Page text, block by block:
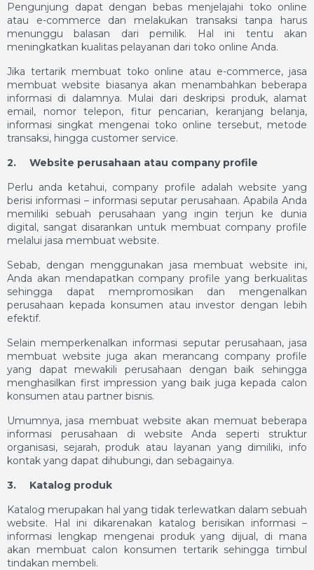
Pengunjung dapat dengan bebas menjelajahi toko online
atau e-commerce dan melakukan transaksi tanpa harus
menunggu balasan dari pemilik. Hal ini tentu akan
meningkatkan kualitas pelayanan dari toko online Anda.
Jika tertarik membuat toko online atau e-commerce, jasa
membuat website biasanya akan menambahkan beberapa
informasi di dalamnya. Mulai dari deskripsi produk, alamat
email, nomor telepon, fitur pencarian, keranjang belanja,
informasi singkat mengenai toko online tersebut, metode
transaksi, hingga customer service.
2.
Website perusahaan atau company profile
Perlu anda ketahui, company profile adalah website yang
berisi informasi – informasi seputar perusahaan. Apabila Anda
memiliki sebuah perusahaan yang ingin terjun ke dunia
digital, sangat disarankan untuk membuat company profile
melalui jasa membuat website.
Sebab, dengan menggunakan jasa membuat website ini,
Anda akan mendapatkan company profile yang berkualitas
sehingga dapat mempromosikan dan mengenalkan
perusahaan kepada konsumen atau investor dengan lebih
efektif.
Selain memperkenalkan informasi seputar perusahaan, jasa
membuat website juga akan merancang company profile
yang dapat mewakili perusahaan dengan baik sehingga
menghasilkan first impression yang baik juga kepada calon
konsumen atau partner bisnis.
Umumnya, jasa membuat website akan memuat beberapa
informasi perusahaan di website Anda seperti struktur
organisasi, sejarah, produk atau layanan yang dimiliki, info
kontak yang dapat dihubungi, dan sebagainya.
3.
Katalog produk
Katalog merupakan hal yang tidak terlewatkan dalam sebuah
website. Hal ini dikarenakan katalog berisikan informasi –
informasi lengkap mengenai produk yang dijual, di mana
akan membuat calon konsumen tertarik sehingga timbul
tindakan membeli.